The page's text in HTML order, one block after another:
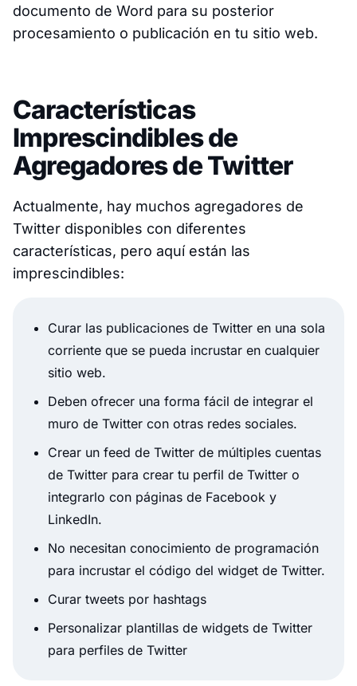
documento de Word para su posterior
procesamiento o publicación en tu sitio web.
Características
Imprescindibles de
Agregadores de Twitter
Actualmente, hay muchos agregadores de
Twitter disponibles con diferentes
características, pero aquí están las
imprescindibles:
Curar las publicaciones de Twitter en una sola
corriente que se pueda incrustar en cualquier
sitio web.
Deben ofrecer una forma fácil de integrar el
muro de Twitter con otras redes sociales.
Crear un feed de Twitter de múltiples cuentas
de Twitter para crear tu perfil de Twitter o
integrarlo con páginas de Facebook y
LinkedIn.
No necesitan conocimiento de programación
para incrustar el código del widget de Twitter.
Curar tweets por hashtags
Personalizar plantillas de widgets de Twitter
para perfiles de Twitter